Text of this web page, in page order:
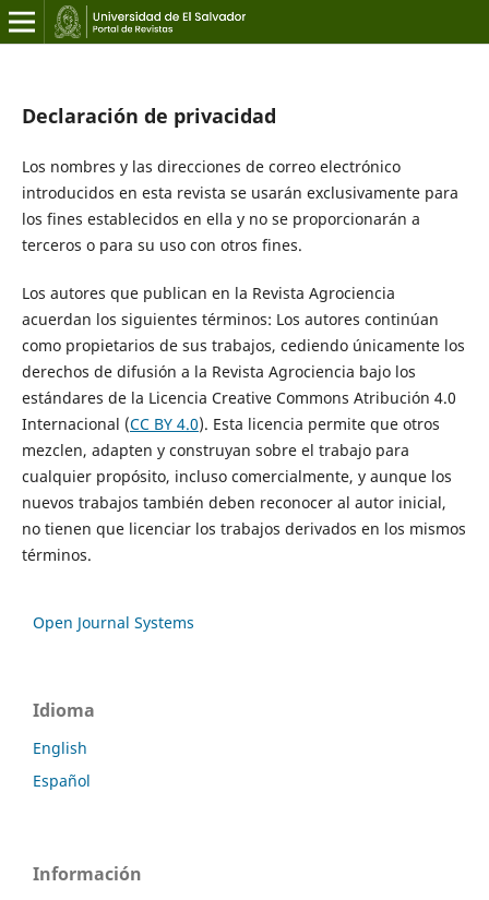
Declaración de privacidad
Los nombres y las direcciones de correo electrónico
introducidos en esta revista se usarán exclusivamente para
los fines establecidos en ella y no se proporcionarán a
terceros o para su uso con otros fines.
Los autores que publican en la Revista Agrociencia
acuerdan los siguientes términos: Los autores continúan
como propietarios de sus trabajos, cediendo únicamente los
derechos de difusión a la Revista Agrociencia bajo los
estándares de la Licencia Creative Commons Atribución 4.0
Internacional (CC BY 4.0). Esta licencia permite que otros
mezclen, adapten y construyan sobre el trabajo para
cualquier propósito, incluso comercialmente, y aunque los
nuevos trabajos también deben reconocer al autor inicial,
no tienen que licenciar los trabajos derivados en los mismos
términos.
Open Journal Systems
Idioma
English
Español
Información